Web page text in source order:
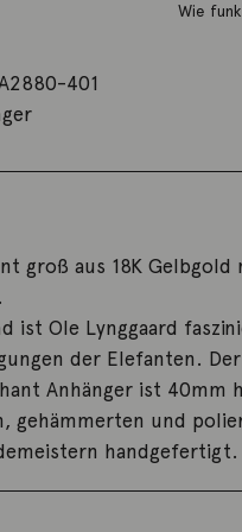
Wie
401
groß aus 18K
ist Ole Lynggaard
der Elefanten.
Anhänger ist 40mm
gehämmerten und
handgefertigt.